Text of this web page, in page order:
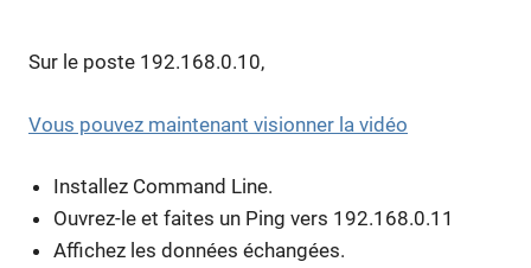
Sur le poste 192.168.0.10,
Vous pouvez maintenant visionner la vidéo
Installez Command Line.
Ouvrez-le et faites un Ping vers 192.168.0.11
Affichez les données échangées.